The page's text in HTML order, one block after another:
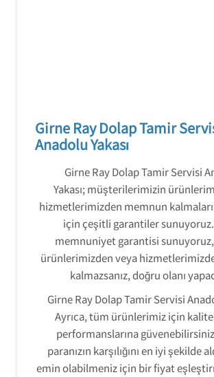
Girne Ray Dolap Tamir
Anadolu Yakası
Girne Ray Dolap Tamir Servisi
Yakası; müşterilerimizin
hizmetlerimizden memnun
için çeşitli garantiler
memnuniyet garantisi
ürünlerimizden veya
kalmazsanız, doğru olanı
Girne Ray Dolap Tamir Servisi
Ayrıca, tüm ürünlerimiz için
performanslarına
paranızın karşılığını en iyi şekilde
emin olabilmeniz için bir fiyat